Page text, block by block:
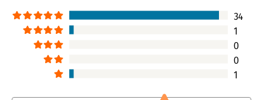
34
1
0
0
1